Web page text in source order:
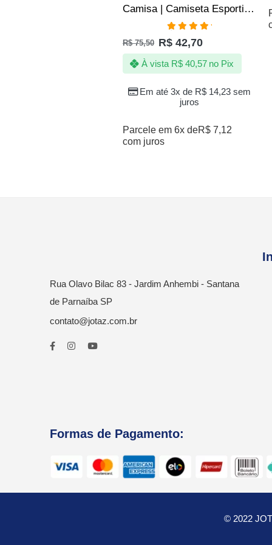
Camisa | Camiseta Esportiva Fitness Academia SLIM – Jotaz – Masculino – Verde
Avaliação
5.00de 5
R$75,50 R$ 42,70
Em até 3x de R$ 14,23 sem
juros
À vista R$40,57 no Pix
Parcele em 6x deR$ 7,12
com juros
Rua Olavo Bilac 83 - Jardim Anhembi - Santana
de Parnaíba SP
contato@jotaz.com.br
Formas de Pagamento:
© 2022